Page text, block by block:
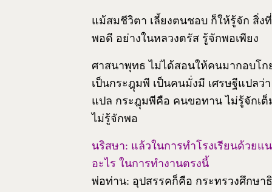
แม้สมชีวิตา เลี้ยงตนชอบ ก็ให้รู้จัก สิ่ง
พอดี อย่างในหลวงตรัส รู้จักพอเพียง
ศาสนาพุทธ ไม่ได้สอนให้คนมากอบโก
เป็นกระฎุมพี เป็นคนมั่งมี เศรษฐีแปล
แปล กระฎุมพีคือ คนขอทาน ไม่รู้จักเ
ไม่รู้จักพอ
นริสษา: แล้วในการทำโรงเรียนด้วย
อะไร ในการทำงานตรงนี้
พ่อท่าน: อุปสรรคก็คือ กระทรวงศึกษา